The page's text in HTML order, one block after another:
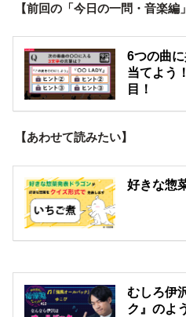
【前回の「今日の一問・音楽編
6つの曲
当てよう
目！
【あわせて読みたい】
好きな惣
むしろ伊
ク』のよ